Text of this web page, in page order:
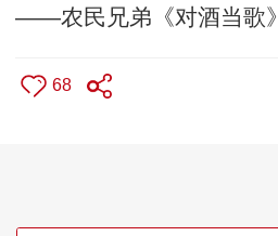
——农民兄弟《对酒当歌》
68